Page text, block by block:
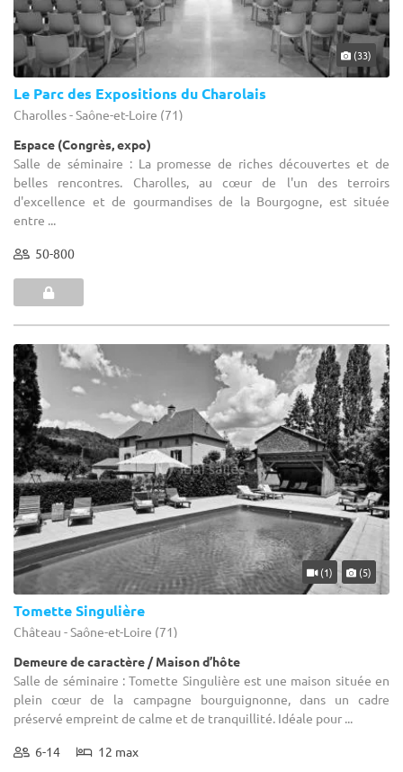
(33)
Le Parc des Expositions du Charolais
Charolles - Saône-et-Loire (71)
Espace (Congrès, expo)
Salle de séminaire : La promesse de riches découvertes et de
belles rencontres. Charolles, au cœur de l'un des terroirs
d'excellence et de gourmandises de la Bourgogne, est située
entre ...
50-800
(1) (5)
Tomette Singulière
Château - Saône-et-Loire (71)
Demeure de caractère / Maison d’hôte
Salle de séminaire : Tomette Singulière est une maison située en
plein cœur de la campagne bourguignonne, dans un cadre
préservé empreint de calme et de tranquillité. Idéale pour ...
6-14 12 max